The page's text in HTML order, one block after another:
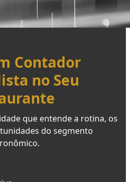
Contador
no Seu
que entende a rotina, os
do segmento